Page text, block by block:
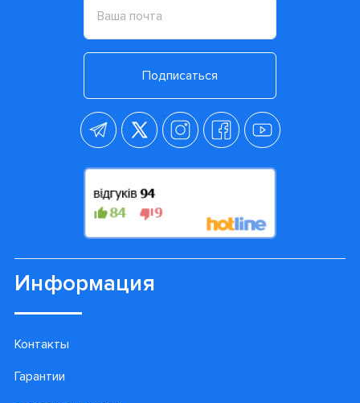
Подписаться
Информация
Контакты
Гарантии